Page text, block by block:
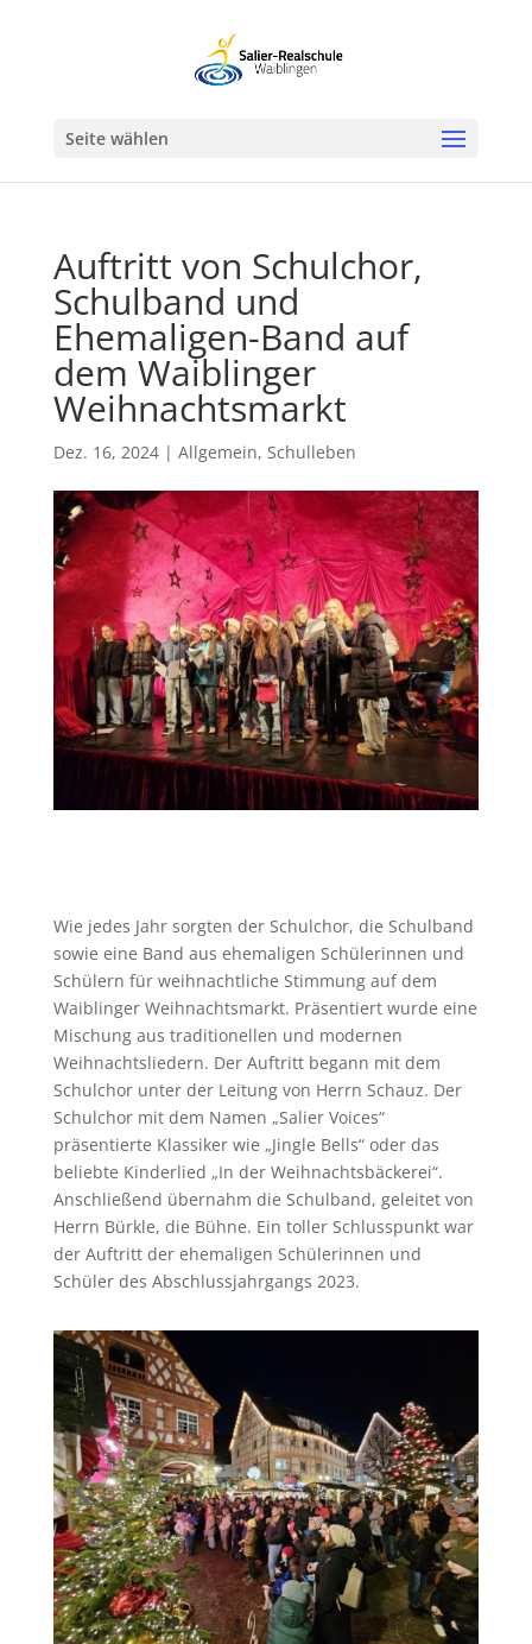
Seite wählen
Auftritt von Schulchor,
Schulband und
Ehemaligen-Band auf
dem Waiblinger
Weihnachtsmarkt
Dez. 16, 2024| Allgemein, Schulleben
Wie jedes Jahr sorgten der Schulchor, die Schulband
sowie eine Band aus ehemaligen Schülerinnen und
Schülern für weihnachtliche Stimmung auf dem
Waiblinger Weihnachtsmarkt. Präsentiert wurde eine
Mischung aus traditionellen und modernen
Weihnachtsliedern. Der Auftritt begann mit dem
Schulchor unter der Leitung von Herrn Schauz. Der
Schulchor mit dem Namen „Salier Voices“
präsentierte Klassiker wie „Jingle Bells“ oder das
beliebte Kinderlied „In der Weihnachtsbäckerei“.
Anschließend übernahm die Schulband, geleitet von
Herrn Bürkle, die Bühne. Ein toller Schlusspunkt war
der Auftritt der ehemaligen Schülerinnen und
Schüler des Abschlussjahrgangs 2023.